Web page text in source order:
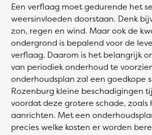
Een verflaag moet gedurende het
weersinvloeden doorstaan. Denk
zon, regen en wind. Maar ook de
ondergrond is bepalend voor de
verflaag. Daarom is het belangrijk
van periodiek onderhoud te
onderhoudsplan zal een goedkope
Rozenburg kleine beschadigingen
voordat deze grotere schade, zoals
aanrichten. Met een
precies welke kosten er worden